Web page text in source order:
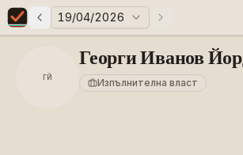
Elections in Bulgaria data
Предни избори
19/04/2026 Следващи
ГЙ
Георги Иванов
Изпълнителна власт